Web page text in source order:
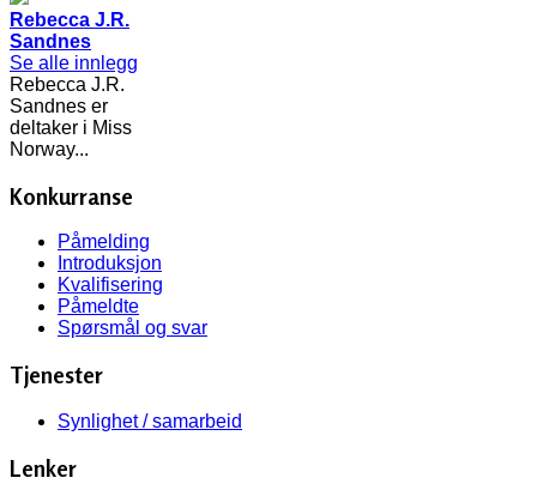
Rebecca J.R.
Sandnes
Se alle innlegg
Rebecca J.R.
Sandnes er
deltaker i Miss
Norway...
Konkurranse
Påmelding
Introduksjon
Kvalifisering
Påmeldte
Spørsmål og svar
Tjenester
Synlighet / samarbeid
Lenker